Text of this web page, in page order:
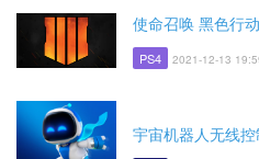
使命召唤 黑色行
PS4 2021-12-13
宇宙机器人无线